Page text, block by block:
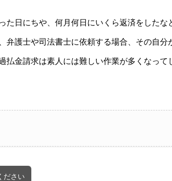
た日にちや、何月何日にいくら返済をしたな
弁護士や司法書士に依頼する場合、その自分
金請求は素人には難しい作業が多くなって
ださい